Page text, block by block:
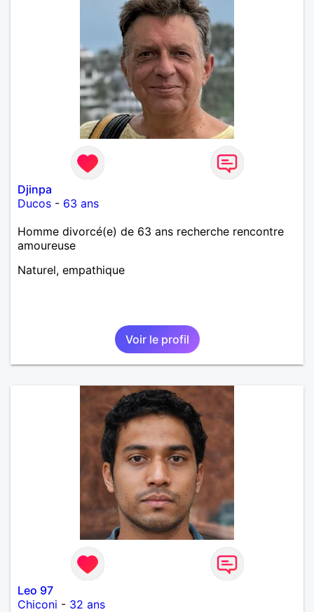
Djinpa
Ducos - 63 ans
Homme divorcé(e) de 63 ans recherche rencontre
amoureuse
Naturel, empathique
Voir le profil
Leo 97
Chiconi - 32 ans